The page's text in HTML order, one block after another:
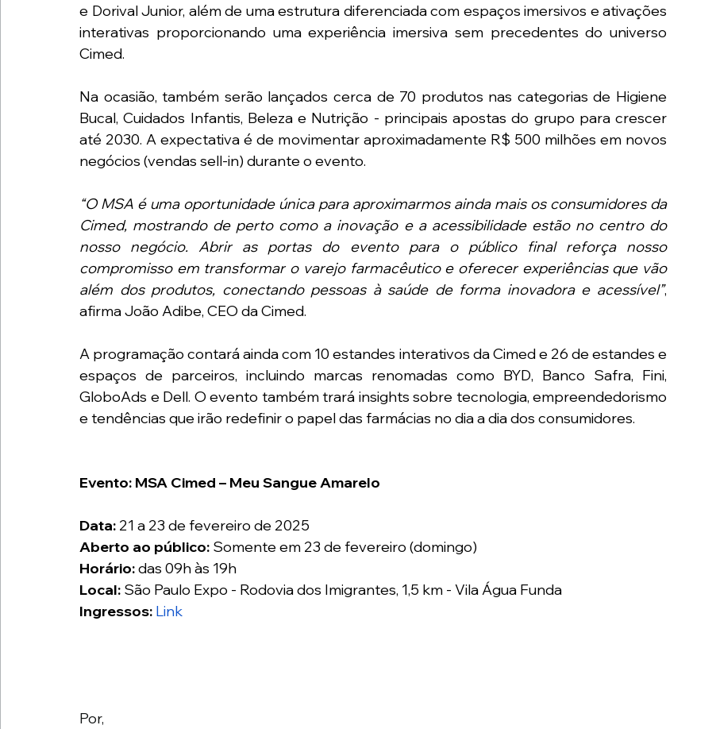
e Dorival Junior, além de uma estrutura diferenciada com espaços imersivos e ativações
interativas proporcionando uma experiência imersiva sem precedentes do universo
Cimed.
Na ocasião, também serão lançados cerca de 70 produtos nas categorias de Higiene
Bucal, Cuidados Infantis, Beleza e Nutrição - principais apostas do grupo para crescer
até 2030. A expectativa é de movimentar aproximadamente R$ 500 milhões em novos
negócios (vendas sell-in) durante o evento.
“O MSA é uma oportunidade única para aproximarmos ainda mais os consumidores da
Cimed, mostrando de perto como a inovação e a acessibilidade estão no centro do
nosso negócio. Abrir as portas do evento para o público final reforça nosso
compromisso em transformar o varejo farmacêutico e oferecer experiências que vão
além dos produtos, conectando pessoas à saúde de forma inovadora e acessível”,
afirma João Adibe, CEO da Cimed.
A programação contará ainda com 10 estandes interativos da Cimed e 26 de estandes e
espaços de parceiros, incluindo marcas renomadas como BYD, Banco Safra, Fini,
GloboAds e Dell. O evento também trará insights sobre tecnologia, empreendedorismo
e tendências que irão redefinir o papel das farmácias no dia a dia dos consumidores.
Evento: MSA Cimed – Meu Sangue Amarelo
Data: 21 a 23 de fevereiro de 2025
Aberto ao público: Somente em 23 de fevereiro (domingo)
Horário: das 09h às 19h
Local: São Paulo Expo - Rodovia dos Imigrantes, 1,5 km - Vila Água Funda
Ingressos: Link
Por,